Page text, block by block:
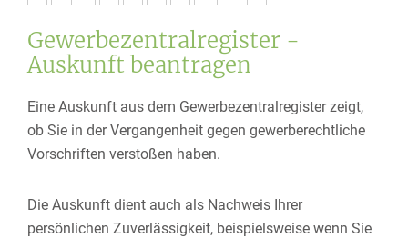
Gewerbezentralregister -
Auskunft beantragen
Eine Auskunft aus dem Gewerbezentralregister zeigt,
ob Sie in der Vergangenheit gegen gewerberechtliche
Vorschriften verstoßen haben.
Die Auskunft dient auch als Nachweis Ihrer
persönlichen Zuverlässigkeit, beispielsweise wenn Sie